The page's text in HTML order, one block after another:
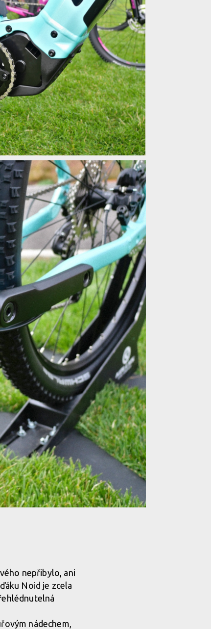
nepřibylo, ani
Noid je zcela
nádechem,